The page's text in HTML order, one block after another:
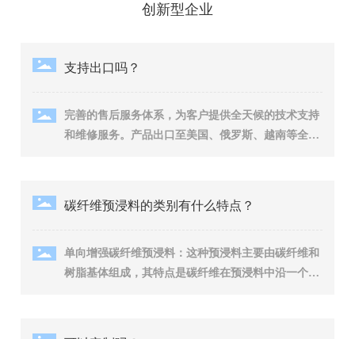
创新型企业
支持出口吗？
完善的售后服务体系，为客户提供全天候的技术支持
和维修服务。产品出口至美国、俄罗斯、越南等全球
碳纤维预浸料的类别有什么特点？
单向增强碳纤维预浸料：‌这种预浸料主要由碳纤维和
树脂基体组成，‌其特点是碳纤维在预浸料中沿一个方